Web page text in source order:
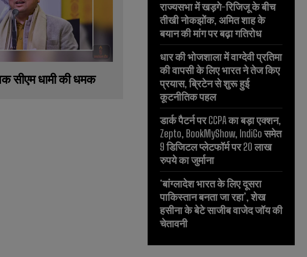
सीएम धामी की धमक
राज्यसभा में खड़गे-रिजिजू के बीच
तीखी नोकझोंक, अमित शाह के
बयान की मांग पर बढ़ा गतिरोध
धार की भोजशाला में वाग्देवी प्रतिमा
की वापसी के लिए भारत ने तेज किए
प्रयास, ब्रिटेन से शुरू हुई
कूटनीतिक पहल
डार्क पैटर्न पर CCPA का बड़ा एक्शन,
Zepto, BookMyShow, IndiGo समेत
9 डिजिटल प्लेटफॉर्म पर 20 लाख
रुपये का जुर्माना
‘बांग्लादेश भारत के लिए दूसरा
पाकिस्तान बनता जा रहा’, शेख
हसीना के बेटे साजीब वाजेद जॉय की
चेतावनी